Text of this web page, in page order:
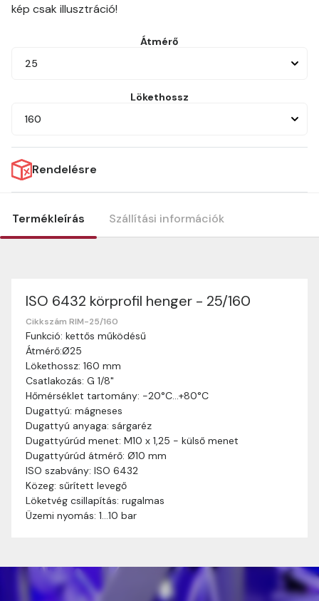
kép csak illusztráció!
Átmérő
25
Lökethossz
160
Rendelésre
Termékleírás Szállítási információk
ISO 6432 körprofil henger - 25/160
Cikkszám RIM-25/160
Funkció: kettős működésű
Átmérő:Ø25
Lökethossz: 160 mm
Csatlakozás: G 1/8"
Hőmérséklet tartomány: -20°C…+80°C
Dugattyú: mágneses
Dugattyú anyaga: sárgaréz
Dugattyúrúd menet: M10 x 1,25 - külső menet
Dugattyúrúd átmérő: Ø10 mm
ISO szabvány: ISO 6432
Közeg: sűrített levegő
Löketvég csillapítás: rugalmas
Üzemi nyomás: 1…10 bar
Szállítási információk
Nagyon köszönjük, hogy webshopunkat választottátok
vásárlásaitokhoz. Az alábbiakban megtaláljátok szállítási
információinkat, hogy a vásárlásotok gördülékenyen és
zökkenőmentesen történhessen.
Szállítási idő:Általában a megrendeléseket 2-5
munkanapon belül kézbesítjük. Amennyiben
valamilyen okból kifolyólag a szállítás hosszabb
ideig tart, előre értesítünk benneteket.
Szállítási díj:A szállítási díj függ a termék súlyától
és a szállítási cím távolságától. A pontos szállítási
díjat a vásárlás folyamata során megtekinthetitek,
mielőtt a rendelést véglegesítitek.